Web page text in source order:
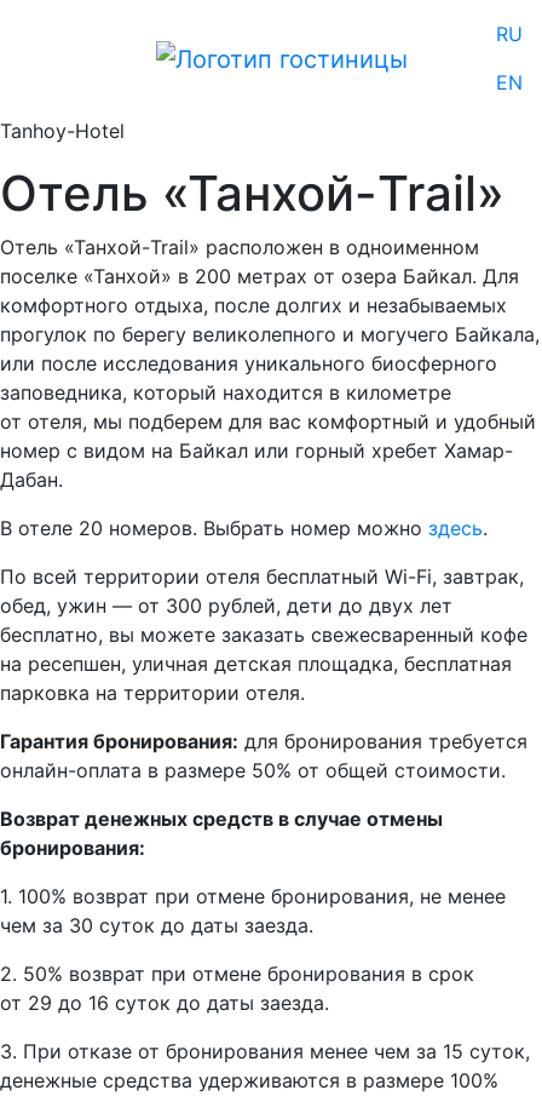
RU
EN
Tanhoy-Hotel
Отель «Танхой-Trail»
Отель «Танхой-Trail» расположен в одноименном
поселке «Танхой» в 200 метрах от озера Байкал. Для
комфортного отдыха, после долгих и незабываемых
прогулок по берегу великолепного и могучего Байкала,
или после исследования уникального биосферного
заповедника, который находится в километре
от отеля, мы подберем для вас комфортный и удобный
номер с видом на Байкал или горный хребет Хамар-
Дабан.
В отеле 20 номеров. Выбрать номер можно здесь.
По всей территории отеля бесплатный Wi-Fi, завтрак,
обед, ужин — от 300 рублей, дети до двух лет
бесплатно, вы можете заказать свежесваренный кофе
на ресепшен, уличная детская площадка, бесплатная
парковка на территории отеля.
Гарантия бронирования: для бронирования требуется
онлайн-оплата в размере 50% от общей стоимости.
Возврат денежных средств в случае отмены
бронирования:
1. 100% возврат при отмене бронирования, не менее
чем за 30 суток до даты заезда.
2. 50% возврат при отмене бронирования в срок
от 29 до 16 суток до даты заезда.
3. При отказе от бронирования менее чем за 15 суток,
денежные средства удерживаются в размере 100%